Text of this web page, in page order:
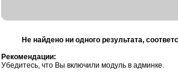
Не найдено ни одного результата,
Рекомендации:
Убедитесь, что Вы включили модуль в админке.